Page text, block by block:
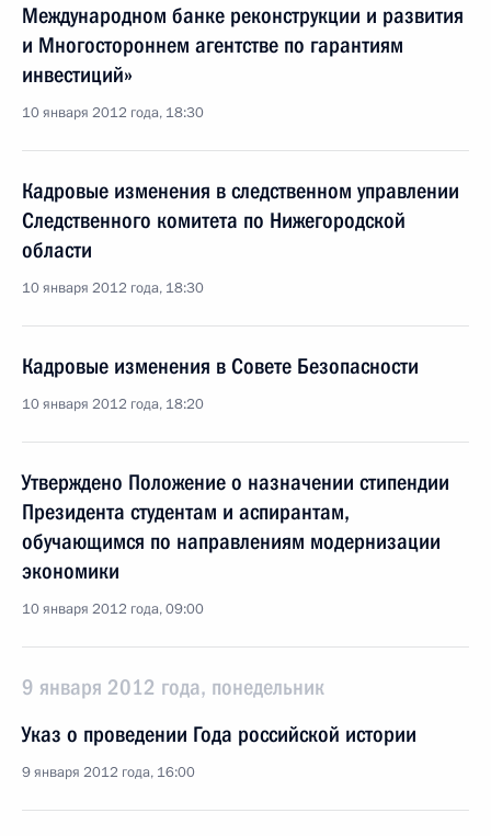
Международном банке реконструкции и развития
и Многостороннем агентстве по гарантиям
инвестиций»
10 января 2012 года, 18:30
Кадровые изменения в следственном управлении
Следственного комитета по Нижегородской
области
10 января 2012 года, 18:30
Кадровые изменения в Совете Безопасности
10 января 2012 года, 18:20
Утверждено Положение о назначении стипендии
Президента студентам и аспирантам,
обучающимся по направлениям модернизации
экономики
10 января 2012 года, 09:00
9 января 2012 года, понедельник
Указ о проведении Года российской истории
9 января 2012 года, 16:00